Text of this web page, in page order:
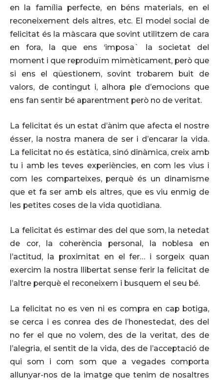
en la família perfecte, en béns materials, en el
reconeixement dels altres, etc. El model social de
felicitat és la màscara que sovint utilitzem de cara
en fora, la que ens ‘imposa` la societat del
moment i que reproduïm mimèticament, però que
si ens el qüestionem, sovint trobarem buit de
valors, de contingut i, alhora ple d’emocions que
ens fan sentir bé aparentment però no de veritat.
La felicitat és un estat d’ànim que afecta el nostre
ésser, la nostra manera de ser i d’encarar la vida.
La felicitat no és estàtica, sinó dinàmica, creix amb
tu i amb les teves experiències, en com les vius i
com les comparteixes, perquè és un dinamisme
que et fa ser amb els altres, que es viu enmig de
les petites coses de la vida quotidiana.
La felicitat és estimar des del que som, la netedat
de cor, la coherència personal, la noblesa en
l’actitud, la proximitat en el fer… i sorgeix quan
exercim la nostra llibertat sense ferir la felicitat de
l’altre perquè el reconeixem i busquem el seu bé.
La felicitat no es ven ni es compra en cap botiga,
se cerca i es conrea des de l’honestedat, des del
no fer el que no volem, des de la veritat, des de
l’alegria, el sentit de la vida, des de l’acceptació de
qui som i com som que a vegades comporta
allunyar-nos de la imatge que tenim de nosaltres